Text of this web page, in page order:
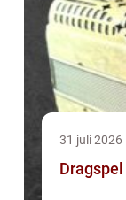
31 juli 2026